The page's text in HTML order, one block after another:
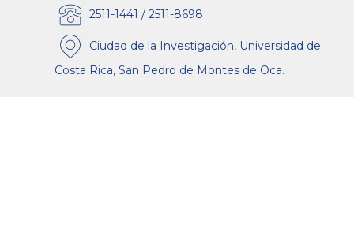
2511-1441 / 2511-8698
Ciudad de la Investigación, Universidad de
Costa Rica, San Pedro de Montes de Oca.